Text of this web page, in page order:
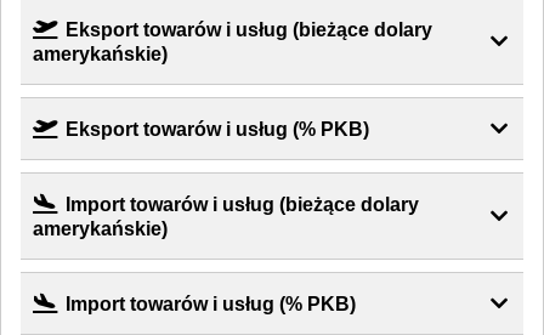
Eksport towarów i usług (bieżące dolary
amerykańskie)
Eksport towarów i usług (% PKB)
Import towarów i usług (bieżące dolary
amerykańskie)
Import towarów i usług (% PKB)